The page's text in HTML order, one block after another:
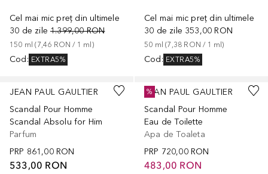
Cel mai mic preț din ultimele
30 de zile 1.399,00 RON
150 ml (7,46 RON / 1 ml )
Cod : EXTRA5%
Cel mai mic preț din ultimele
30 de zile 353,00 RON
50 ml (7,38 RON / 1 ml)
Cod : EXTRA5%
JEAN PAUL GAULTIER
Scandal Pour Homme
Scandal Absolu for Him
Parfum
PRP 861,00 RON
533,00 RON
JEAN PAUL GAULTIER
Scandal Pour Homme
Eau de Toilette
Apa de Toaleta
PRP 720,00 RON
483,00 RON
%